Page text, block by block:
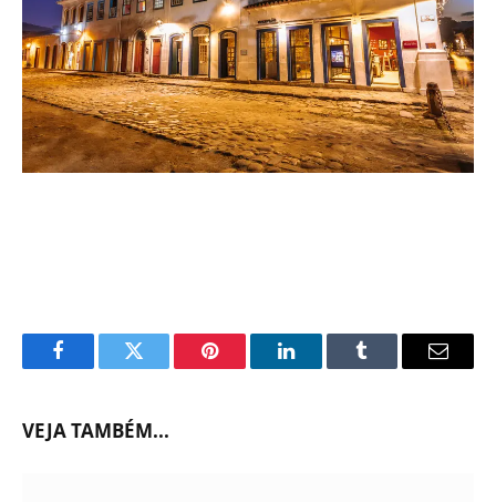
FacebookTwitter Pinterest LinkedInTumblr Email
VEJA TAMBÉM...